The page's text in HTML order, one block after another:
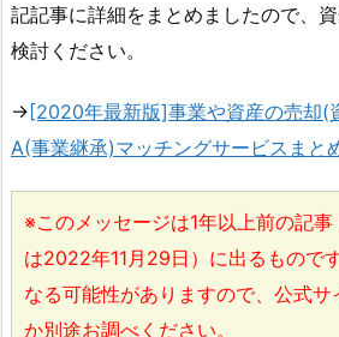
記記事に詳細をまとめましたので、
検討ください。
→[2020年最新版]事業や資産の売却(
A(事業継承)マッチングサービスまと
※このメッセージは1年以上前の記
は2022年11月29日）に出るもので
なる可能性がありますので、公式サ
か別途お調べください。